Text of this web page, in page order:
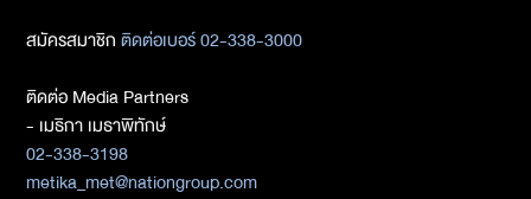
สมัครสมาชิกติดต่อเบอร์ 02-338-3000
ติดต่อ Media Partners
- เมธิกา เมธาพิทักษ์
02-338-3198
metika_met@nationgroup.com